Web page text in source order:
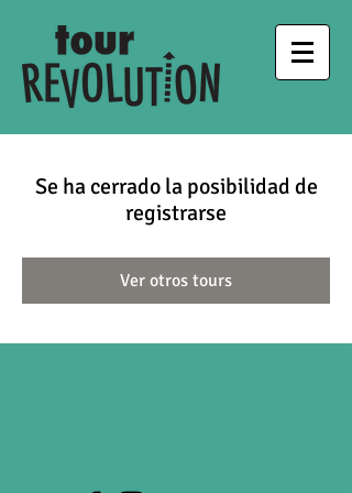
Se ha cerrado la posibilidad de
registrarse
Ver otros tours